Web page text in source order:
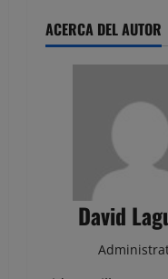
ACERCA DEL AUTOR
David